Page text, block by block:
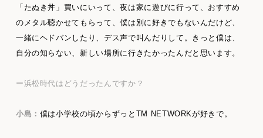
「たぬき丼」買いにいって、夜は家に遊びに行って、おすすめ
のメタル聴かせてもらって、僕は別に好きでもないんだけど、
一緒にヘドバンしたり、デス声で叫んだりして。きっと僕は、
自分の知らない、新しい場所に行きたかったんだと思います。
ー浜松時代はどうだったんですか？
小島： 僕は小学校の頃からずっとTM NETWORKが好きで。